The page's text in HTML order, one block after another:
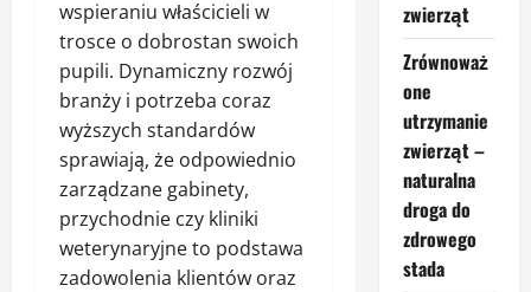
wspieraniu właścicieli w
trosce o dobrostan swoich
pupili. Dynamiczny rozwój
branży i potrzeba coraz
wyższych standardów
sprawiają, że odpowiednio
zarządzane gabinety,
przychodnie czy kliniki
weterynaryjne to podstawa
zadowolenia klientów oraz
zwierząt
Zrównoważ
one
utrzymanie
zwierząt –
naturalna
droga do
zdrowego
stada